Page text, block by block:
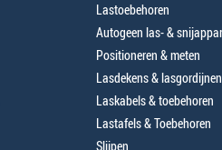
Lastoebehoren
Autogeen las- &
Positioneren & meten
Lasdekens & lasgordijnen
Laskabels & toebehoren
Lastafels & Toebehoren
Slijpen